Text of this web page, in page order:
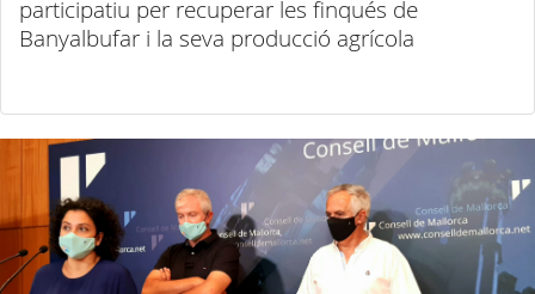
participatiu per recuperar les finqués de
Banyalbufar i la seva producció agrícola